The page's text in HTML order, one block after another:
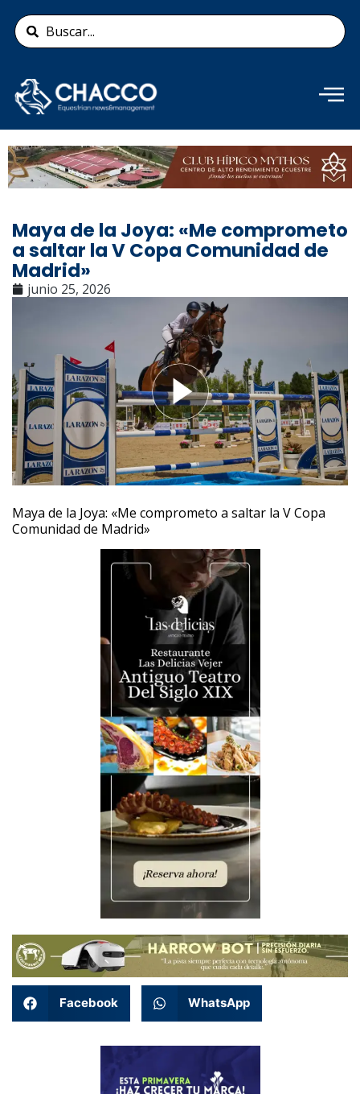
contenido
Search
...
Añade aquí tu texto de
cabecera
Maya de la Joya: «Me comprometo
a saltar la V Copa Comunidad de
Madrid»
junio 25, 2026
Maya de la Joya: «Me comprometo a saltar la V Copa
Comunidad de Madrid»
Facebook WhatsApp